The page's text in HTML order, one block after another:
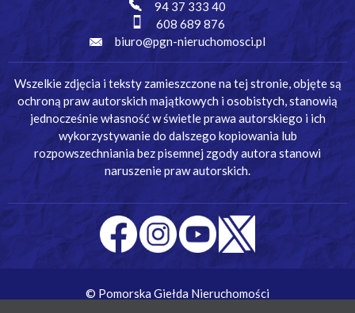
94 37 333 40
608 689 876
biuro@pgn-nieruchomosci.pl
Wszelkie zdjęcia i teksty zamieszczone na tej stronie, objęte są
ochroną praw autorskich majątkowych i osobistych, stanowią
jednocześnie własność w świetle prawa autorskiego i ich
wykorzystywanie do dalszego kopiowania lub
rozpowszechniania bez pisemnej zgody autora stanowi
naruszenie praw autorskich.
© Pomorska Giełda Nieruchomości